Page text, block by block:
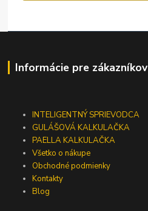
Informácie pre zákazníkov
INTELIGENTNÝ SPRIEVODCA
GULÁŠOVÁ KALKULAČKA
PAELLA KALKULAČKA
Všetko o nákupe
Obchodné podmienky
Kontakty
Blog